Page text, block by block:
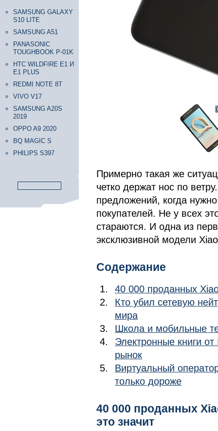
SAMSUNG GALAXY
S10 LITE
SAMSUNG A51
PANASONIC
TOUGHBOOK P-01K
HTC WILDFIRE E1 И
E1 PLUS
REDMI NOTE 8T
VIVO V17
SAMSUNG A20S
2019
OPPO A9 2020
BQ MAGIC S
PHILIPS S397
Примерно такая же
четко держат нос по
предложений, когда
покупателей. Не у всех
стараются. И одна из
эксклюзивной модели
Содержание
40 000 проданных
Кто убил сетевую
мира
Школа и мобильные
Электронные книги
рынок
Виртуальный
только дороже
40 000 проданных
это значит